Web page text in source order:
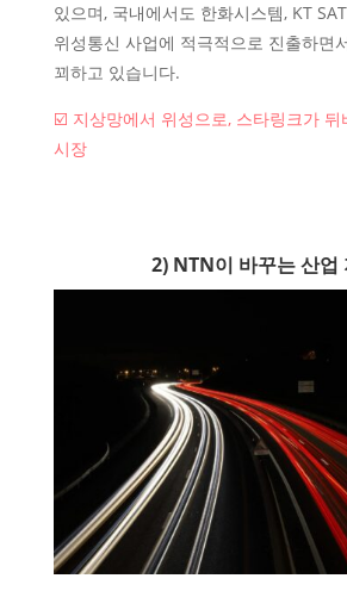
있으며, 국내에서도 한화시스템, KT
위성통신 사업에 적극적으로 진출하면
꾀하고 있습니다.
☑️ 지상망에서 위성으로, 스타링크가 뒤
시장
2) NTN이 바꾸는 산업